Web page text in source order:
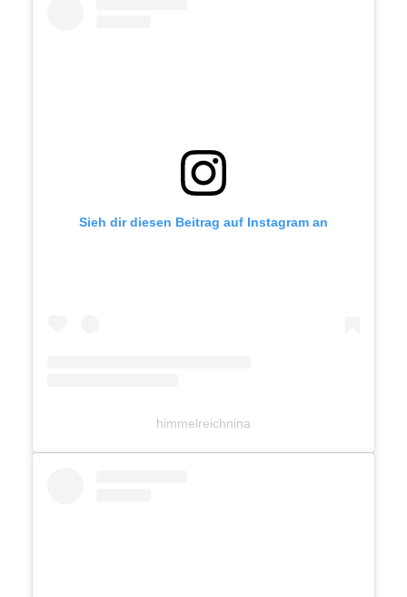
Sieh dir diesen Beitrag auf Instagram an
himmelreichnina